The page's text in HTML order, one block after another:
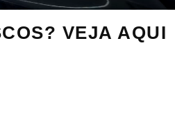
VEJA AQUI